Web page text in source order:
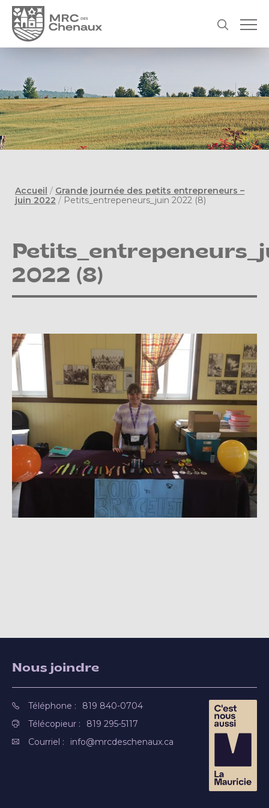
Accueil / Grande journée des petits entrepreneurs –
juin 2022 / Petits_entrepeneurs_juin 2022 (8)
2022 (8)
Nous joindre
Téléphone :
819 840-0704
Télécopieur :
819 295-5117
Courriel :
info@mrcdeschenaux.ca